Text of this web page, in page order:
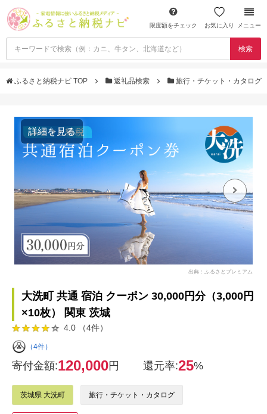
限度額をチェック お気に入り メニュー
検索
ふるさと納税ナビ TOP 返礼品検索 旅行・チケット・カタログ
詳細を見る
出典：ふるさとプレミアム
大洗町 共通 宿泊 クーポン 30,000円分（3,000円
×10枚） 関東 茨城
4.0 （4件）
（4件）
寄付金額:120,000円 還元率:25%
茨城県 大洗町 旅行・チケット・カタログ